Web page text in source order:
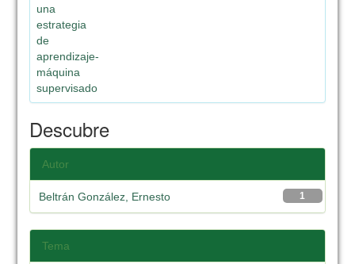
una
estrategia
de
aprendizaje-
máquina
supervisado
Descubre
Autor
1
Beltrán González, Ernesto
Tema